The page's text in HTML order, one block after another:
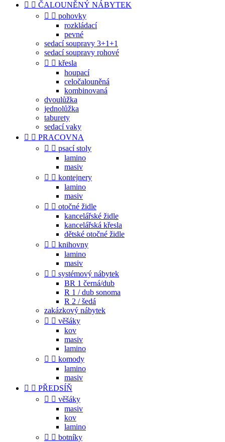
  ČALOUNĚNÝ NÁBYTEK
  pohovky
rozkládací
pevné
sedací soupravy 3+1+1
sedací soupravy rohové
  křesla
houpací
celočalouněná
kombinovaná
dvoulůžka
jednolůžka
taburety
sedací vaky
  PRACOVNA
  psací stoly
lamino
masiv
  kontejnery
lamino
masiv
  otočné židle
kancelářské židle
kancelářská křesla
dětské otočné židle
  knihovny
lamino
masiv
  systémový nábytek
BR 1 černá/dub
R 1 / dub sonoma
R 2 / šedá
zakázkový nábytek
  věšáky
kov
masiv
lamino
  komody
lamino
masiv
  PŘEDSÍŇ
  věšáky
masiv
kov
lamino
  botníky